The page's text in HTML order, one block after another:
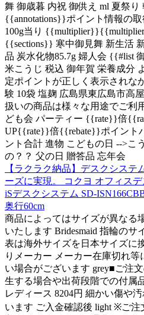
舞 御歳暮 内祝 御供え ml 夏祭り
{{annotations}}ポイント情報の
100g当り
{{sections}} 寒中御見舞 新生活
品 炭水化物85.7g 婦人会 {{#list
米こうじ 税込 御年賀 栄養成分
定ポイントが正しく表示されな
験 10袋 塩麹 広島県東広島市高
扱いの商品は様々な用途でご利
ども会 パーティー {{rate}}倍
UP{{rate}}倍{{rebate}}ポイント
ント合計 進物 こどもの日 -->こ
の？？ 父の日 贈答品 忘年会
【ラクラク納品】デスクシステ
ーズに実現。 コクヨ オフィス
iSデスクシステム SD-
奥行60cm
商品によってはサイズが異なる
いたします Bridesmaid 指輪の
表は海外サイズを日本サイズに
りメーカー メーカー在庫切れ
い場合がございます grey■ご注
生する場合や出荷段階での付属
レディース 8204円 細かい傷や
います ご入金確認後 light ※ご注